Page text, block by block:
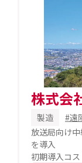
株式会
製造 #遠
放送局向け
を導入
初期導入コ